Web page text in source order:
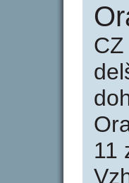
11